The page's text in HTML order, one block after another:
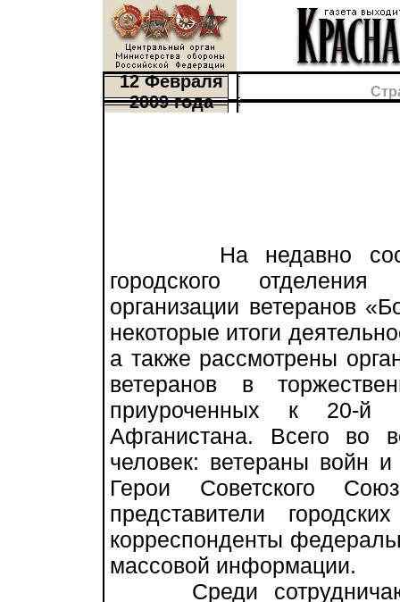
12 Февраля
2009 года
На недавно
городского отделения
организации ветеранов
некоторые итоги
а также рассмотрены
ветеранов в
приуроченных к 20-й
Афганистана. Всего во
человек: ветераны войн
Герои Советского
представители
корреспонденты
массовой информации.
Среди